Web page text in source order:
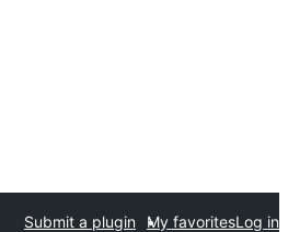
Submit a plugin My favoritesLog in